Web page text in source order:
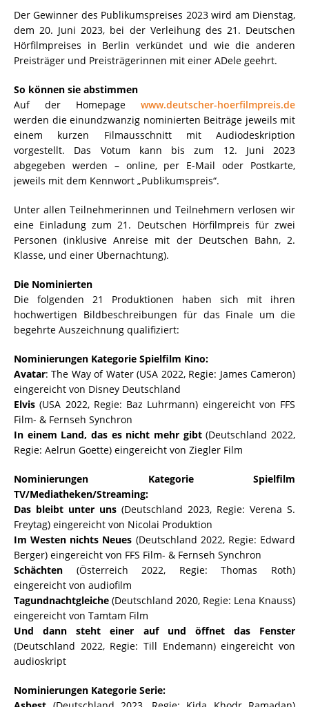
Der Gewinner des Publikumspreises 2023 wird am Dienstag,
dem 20. Juni 2023, bei der Verleihung des 21. Deutschen
Hörfilmpreises in Berlin verkündet und wie die anderen
Preisträger und Preisträgerinnen mit einer ADele geehrt.
So können sie abstimmen
Auf der Homepage www.deutscher-hoerfilmpreis.de
werden die einundzwanzig nominierten Beiträge jeweils mit
einem kurzen Filmausschnitt mit Audiodeskription
vorgestellt. Das Votum kann bis zum 12. Juni 2023
abgegeben werden – online, per E-Mail oder Postkarte,
jeweils mit dem Kennwort „Publikumspreis“.
Unter allen Teilnehmerinnen und Teilnehmern verlosen wir
eine Einladung zum 21. Deutschen Hörfilmpreis für zwei
Personen (inklusive Anreise mit der Deutschen Bahn, 2.
Klasse, und einer Übernachtung).
Die Nominierten
Die folgenden 21 Produktionen haben sich mit ihren
hochwertigen Bildbeschreibungen für das Finale um die
begehrte Auszeichnung qualifiziert:
Nominierungen Kategorie Spielfilm Kino:
Avatar: The Way of Water (USA 2022, Regie: James Cameron)
eingereicht von Disney Deutschland
Elvis (USA 2022, Regie: Baz Luhrmann) eingereicht von FFS
Film- & Fernseh Synchron
In einem Land, das es nicht mehr gibt(Deutschland 2022,
Regie: Aelrun Goette) eingereicht von Ziegler Film
Nominierungen Kategorie Spielfilm
TV/Mediatheken/Streaming:
Das bleibt unter uns (Deutschland 2023, Regie: Verena S.
Freytag) eingereicht von Nicolai Produktion
Im Westen nichts Neues (Deutschland 2022, Regie: Edward
Berger) eingereicht von FFS Film- & Fernseh Synchron
Schächten (Österreich 2022, Regie: Thomas Roth)
eingereicht von audiofilm
Tagundnachtgleiche (Deutschland 2020, Regie: Lena Knauss)
eingereicht von Tamtam Film
Und dann steht einer auf und öffnet das Fenster
(Deutschland 2022, Regie: Till Endemann) eingereicht von
audioskript
Nominierungen Kategorie Serie: